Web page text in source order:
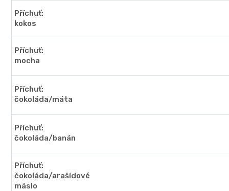
Příchuť:
kokos
Příchuť:
mocha
Příchuť:
čokoláda/máta
Příchuť:
čokoláda/banán
Příchuť:
čokoláda/arašídové
máslo